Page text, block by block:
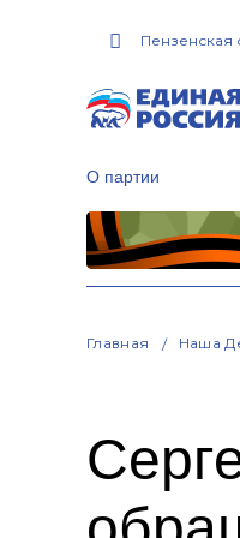
Пензенская
О партии
Главная Наша